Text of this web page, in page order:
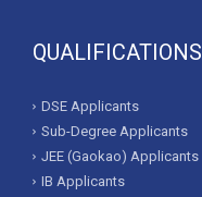
QUALIFICATIONS
DSE Applicants
Sub-Degree Applicants
JEE (Gaokao) Applicants
IB Applicants